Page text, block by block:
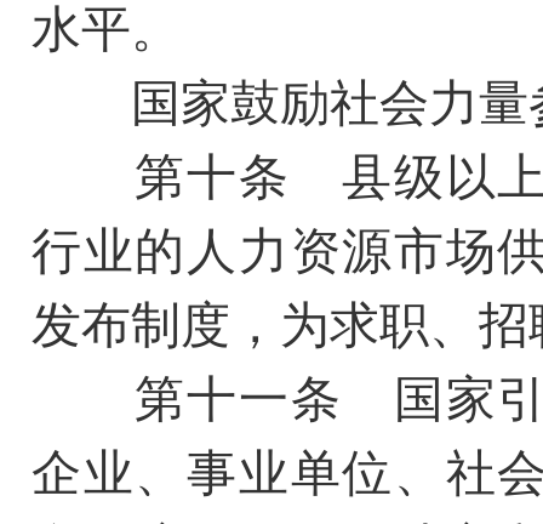
水平。
国家鼓励社会力量
第十条 县级以上
行业的人力资源市场
发布制度，为求职、
第十一条 国家引
企业、事业单位、社